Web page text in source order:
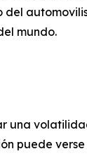
del
mundo.
una
puede